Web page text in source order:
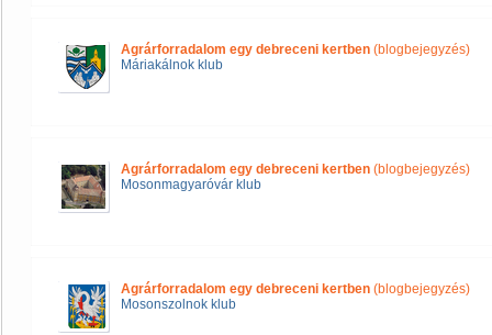
Agrárforradalom egy debreceni kertben (blogbejegyzés)
Máriakálnok klub
Agrárforradalom egy debreceni kertben (blogbejegyzés)
Mosonmagyaróvár klub
Agrárforradalom egy debreceni kertben (blogbejegyzés)
Mosonszolnok klub